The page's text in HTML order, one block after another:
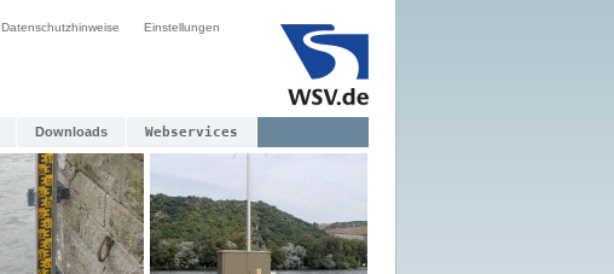
Datenschutzhinweise Einstellungen
Downloads Webservices